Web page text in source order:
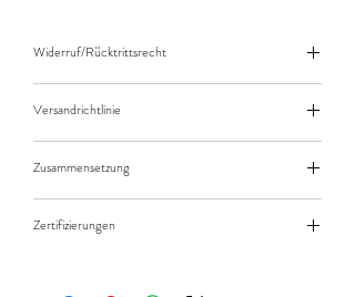
Widerruf/Rücktrittsrecht
Versandrichtlinie
Zusammensetzung
Zertifizierungen